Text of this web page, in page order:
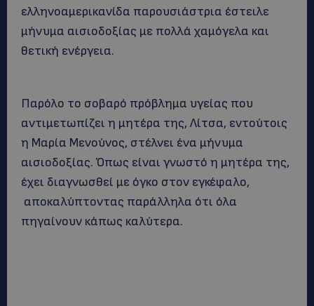
ελληνοαμερικανίδα παρουσιάστρια έστειλε
μήνυμα αισιοδοξίας με πολλά χαμόγελα και
θετική ενέργεια.
Παρόλο το σοβαρό πρόβλημα υγείας που
αντιμετωπίζει η μητέρα της, Λίτσα, εντούτοις
η Μαρία Μενούνος, στέλνει ένα μήνυμα
αισιοδοξίας. Όπως είναι γνωστό η μητέρα της,
έχει διαγνωσθεί με όγκο στον εγκέφαλο,
αποκαλύπτοντας παράλληλα ότι όλα
πηγαίνουν κάπως καλύτερα.